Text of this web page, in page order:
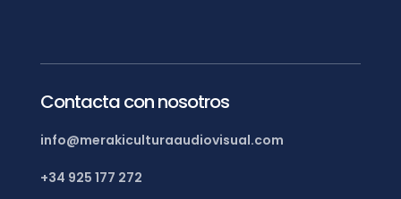
Contacta con nosotros
info@merakiculturaaudiovisual.com
+34 925 177 272